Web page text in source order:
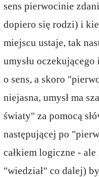
sens pierwocinie
dopiero się rodzi) i
miejscu ustaje, tak
umysłu
o sens, a skoro
niejasna, umysł ma
światy" za pomocą
następującej po
całkiem logiczne -
"wiedział" co dalej)